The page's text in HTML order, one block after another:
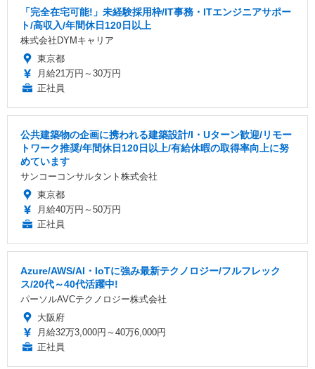
「完全在宅可能!」未経験採用枠/IT事務・ITエンジニアサポー
ト/高収入/年間休日120日以上
株式会社DYMキャリア
東京都
月給21万円～30万円
正社員
公共建築物の企画に携われる建築設計/I・Uターン歓迎/リモー
トワーク推奨/年間休日120日以上/有給休暇の取得率向上に努
めています
サンコーコンサルタント株式会社
東京都
月給40万円～50万円
正社員
Azure/AWS/AI・IoTに強み最新テクノロジー/フルフレック
ス/20代～40代活躍中!
パーソルAVCテクノロジー株式会社
大阪府
月給32万3,000円～40万6,000円
正社員